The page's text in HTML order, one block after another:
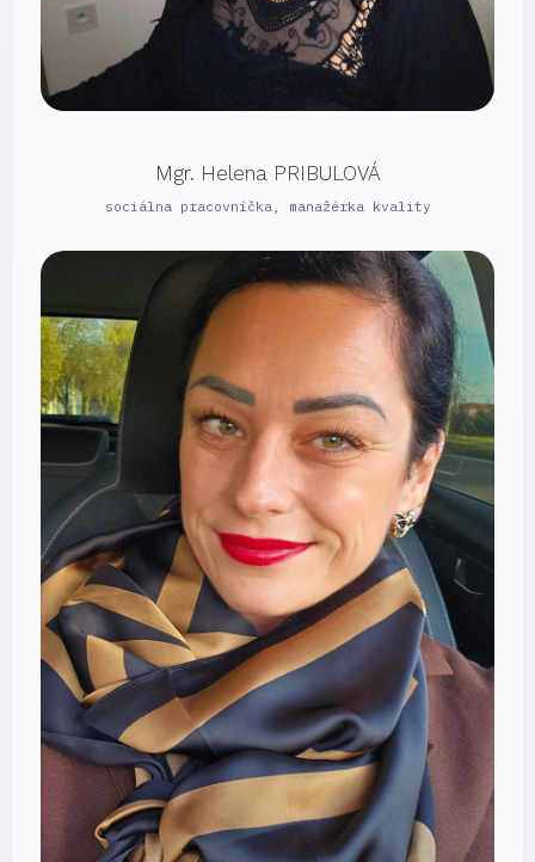
Mgr. Helena PRIBULOVÁ
sociálna pracovníčka, manažérka kvality